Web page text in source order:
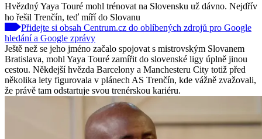
Hvězdný Yaya Touré mohl trénovat na Slovensku už dávno. Nejdřív
ho řešil Trenčín, teď míří do Slovanu
Přidejte si obsah Centrum.cz do oblíbených zdrojů pro Google
hledání a Google zprávy
Ještě než se jeho jméno začalo spojovat s mistrovským Slovanem
Bratislava, mohl Yaya Touré zamířit do slovenské ligy úplně jinou
cestou. Někdejší hvězda Barcelony a Manchesteru City totiž před
několika lety figurovala v plánech AS Trenčín, kde vážně zvažovali,
že právě tam odstartuje svou trenérskou kariéru.